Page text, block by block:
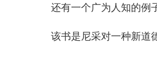
还有一个广为人知的例
该书是尼采对一种新道